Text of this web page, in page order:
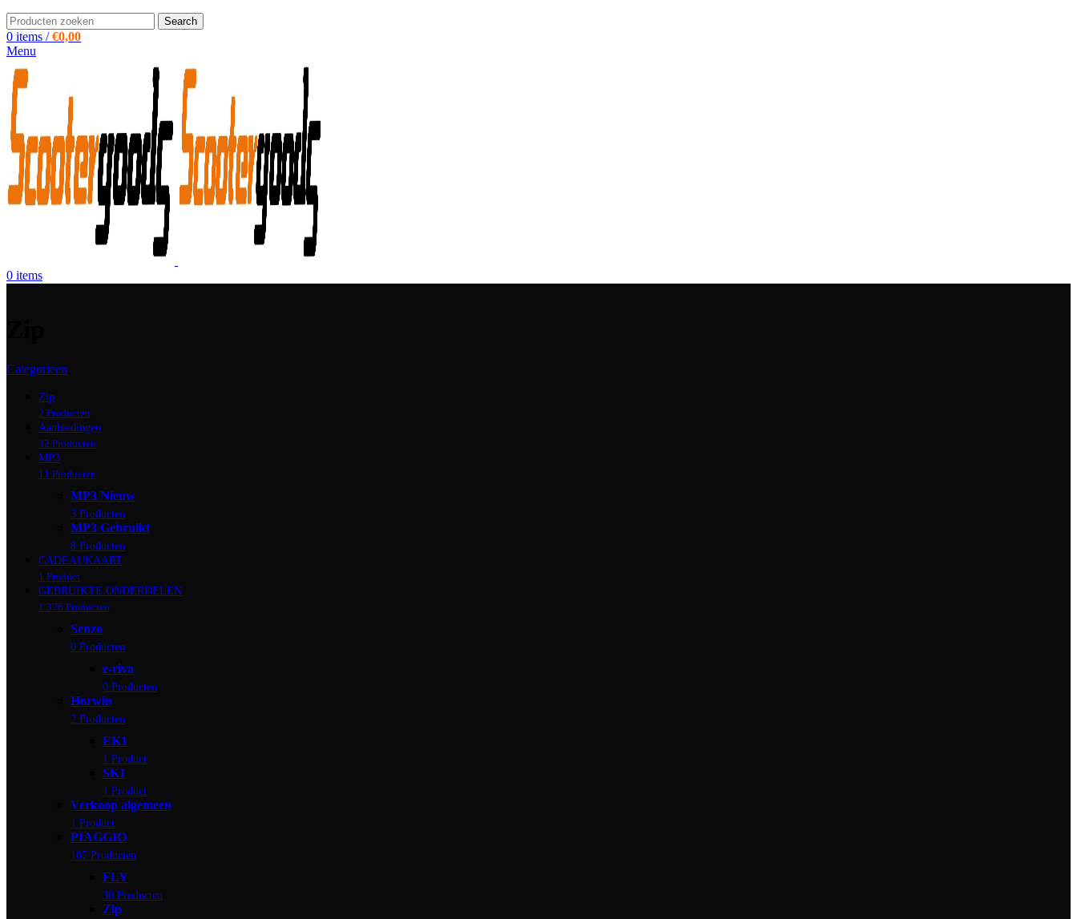
Search
0 items / €0,00
Menu
0 items
Categorieen
Zip
2 Producten
Aanbiedingen
32 Producten
MP3
11 Producten
MP3 Nieuw
3 Producten
MP3 Gebruikt
8 Producten
CADEAUKAART
1 Product
GEBRUIKTE ONDERDELEN
1.376 Producten
Senzo
0 Producten
e-riva
0 Producten
Horwin
2 Producten
EK1
1 Product
SK1
1 Product
Verkoop algemeen
1 Product
PIAGGIO
107 Producten
FLY
30 Producten
Zip